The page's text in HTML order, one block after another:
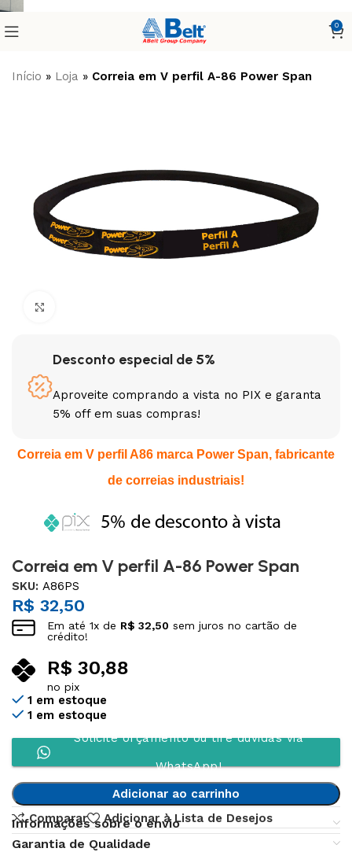
0
Início » Loja » Correia em V perfil A-86 Power Span
Desconto especial de 5%
Aproveite comprando a vista no PIX e garanta
5% off em suas compras!
Correia em V perfil A86 marca Power Span, fabricante
de correias industriais!
Correia em V perfil A-86 Power Span
SKU:A86PS
R$ 32,50
Em até1x de R$ 32,50 sem juros no cartão de
crédito!
R$ 30,88
no pix
1 em estoque
1 em estoque
Solicite orçamento ou tire dúvidas via
WhatsApp!
Adicionar ao carrinho
Comparar
Adicionar à Lista de Desejos
Informações sobre o envio
Garantia de Qualidade